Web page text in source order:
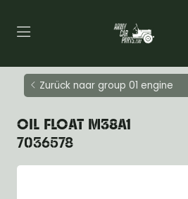
Zurück naar group 01 engine
OIL FLOAT M38A1
7036578